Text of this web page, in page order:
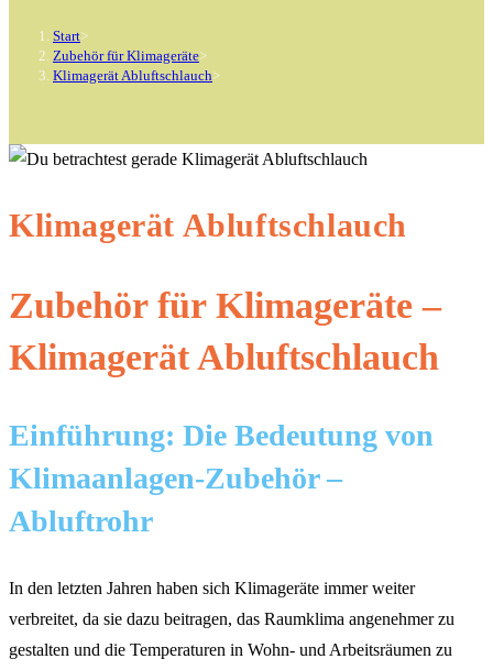
Start>
Zubehör für Klimageräte>
Klimagerät Abluftschlauch>
Klimagerät Abluftschlauch
Zubehör für Klimageräte –
Klimagerät Abluftschlauch
Einführung: Die Bedeutung von
Klimaanlagen-Zubehör –
Abluftrohr
In den letzten Jahren haben sich Klimageräte immer weiter
verbreitet, da sie dazu beitragen, das Raumklima angenehmer zu
gestalten und die Temperaturen in Wohn- und Arbeitsräumen zu